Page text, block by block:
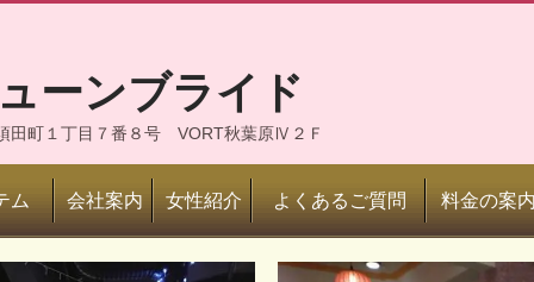
ーンブライド
田町１丁目７番８号 VORT秋葉原Ⅳ２Ｆ
ム 会社案内 女性紹介 よくあるご質問 料金の案